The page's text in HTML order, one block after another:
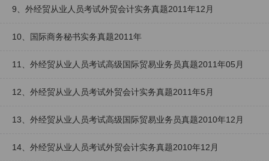
9、外经贸从业人员考试外贸会计实务真题2011年12月
10、国际商务秘书实务真题2011年
11、外经贸从业人员考试高级国际贸易业务员真题2011年05月
12、外经贸从业人员考试外贸会计实务真题2011年5月
13、外经贸从业人员考试高级国际贸易业务员真题2010年12月
14、外经贸从业人员考试外贸会计实务真题2010年12月